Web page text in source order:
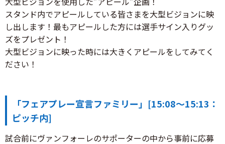
スタンド内でアピールしている皆さまを大型ビジョンに映
し出します！最もアピールした方には選手サイン入りグッ
ズをプレゼント！
大型ビジョンに映った時には大きくアピールをしてみてく
ださい！
「フェアプレー宣言ファミリー」[15:08～15:13：
ピッチ内]
試合前にヴァンフォーレのサポーターの中から事前に応募